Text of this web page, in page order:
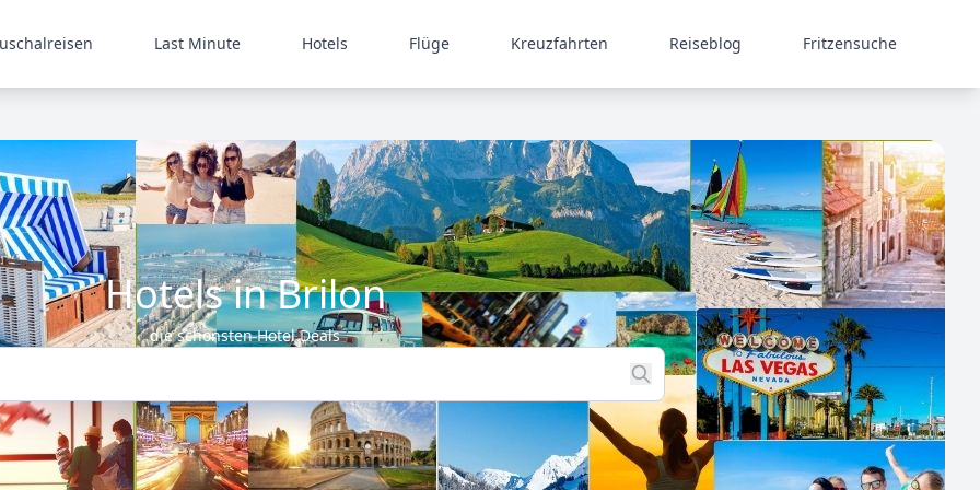
Last Minute Hotels Flüge Kreuzfahrten Reiseblog Fritzensuche
Hotels in Brilon
die schönsten Hotel Deals